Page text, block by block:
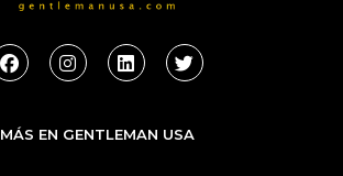
F
a
b
o
I
n
a
g
L
i
e
d
T
w
t
e
MÁS EN GENTLEMAN USA